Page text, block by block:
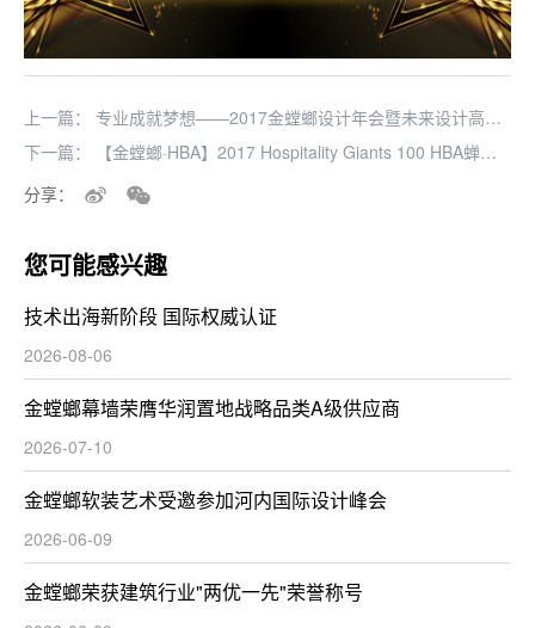
上一篇：
专业成就梦想——2017金螳螂设计年会暨未来设计高峰
论坛隆重召开
下一篇：
【金螳螂·HBA】2017 Hospitality Giants 100 HBA蝉联
分享：
您可能感兴趣
技术出海新阶段 国际权威认证
2026-08-06
金螳螂幕墙荣膺华润置地战略品类A级供应商
2026-07-10
金螳螂软装艺术受邀参加河内国际设计峰会
2026-06-09
金螳螂荣获建筑行业"两优一先"荣誉称号